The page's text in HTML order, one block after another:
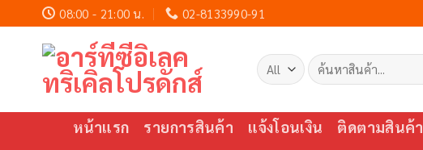
content
08:00 - 21:00 น. 02-8133990-91
ค้นหา:
หน้าแรก รายการสินค้า แจ้งโอนเงิน ติดตามสินค้า